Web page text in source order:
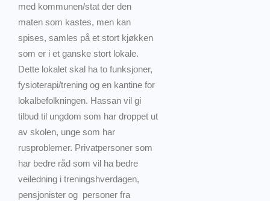
med kommunen/stat der den
maten som kastes, men kan
spises, samles på et stort kjøkken
som er i et ganske stort lokale.
Dette lokalet skal ha to funksjoner,
fysioterapi/trening og en kantine for
lokalbefolkningen. Hassan vil gi
tilbud til ungdom som har droppet ut
av skolen, unge som har
rusproblemer. Privatpersoner som
har bedre råd som vil ha bedre
veiledning i treningshverdagen,
pensjonister og personer fra